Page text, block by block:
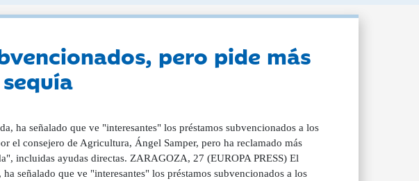
pero pide más
ha señalado que ve "interesantes" los préstamos subvencionados a los
el consejero de Agricultura, Ángel Samper, pero ha reclamado más
incluidas ayudas directas. ZARAGOZA, 27 (EUROPA PRESS) El
señalado que ve "interesantes" los préstamos subvencionados a los